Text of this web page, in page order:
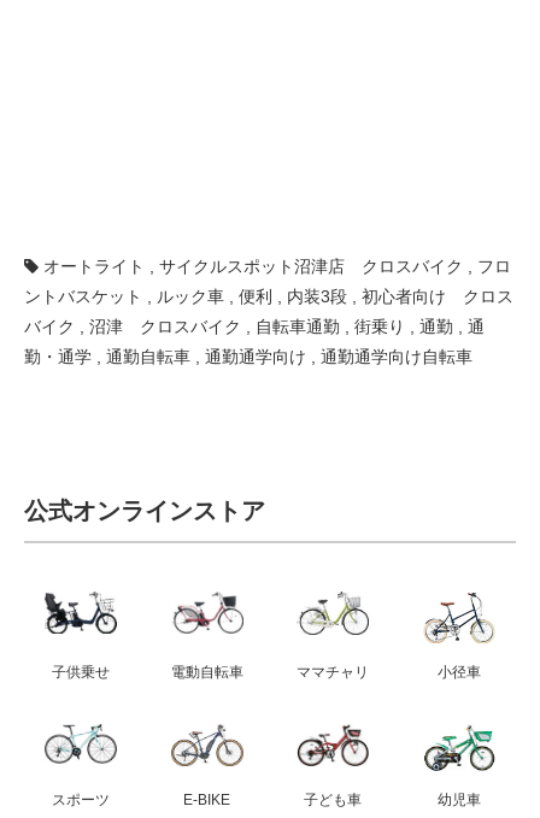
オートライト サイクルスポット沼津店 クロスバイク
フロ
ントバスケット
ルック車 便利 内装3段
初心者向け クロス
バイク
沼津 クロスバイク 自転車通勤 街乗り 通勤
通
勤・通学
通勤自転車 通勤通学向け 通勤通学向け自転車
公式オンラインストア
子供乗せ 電動自転車 ママチャリ 小径車
スポーツ E-BIKE 子ども車 幼児車